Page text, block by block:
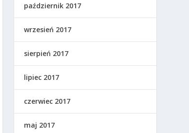
październik 2017
wrzesień 2017
sierpień 2017
lipiec 2017
czerwiec 2017
maj 2017